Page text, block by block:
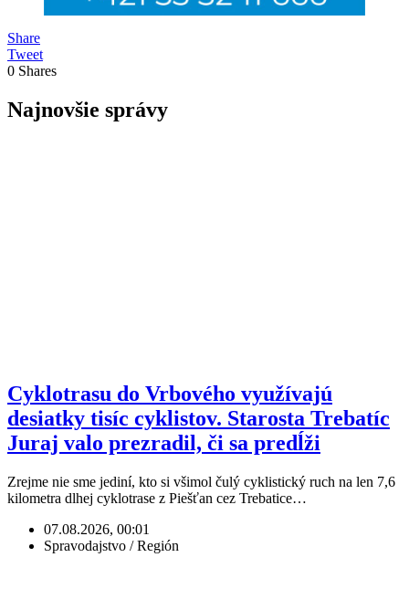
Share
Tweet
0 Shares
Najnovšie správy
Cyklotrasu do Vrbového využívajú
desiatky tisíc cyklistov. Starosta Trebatíc
Juraj valo prezradil, či sa predĺži
Zrejme nie sme jediní, kto si všimol čulý cyklistický ruch na len 7,6
kilometra dlhej cyklotrase z Piešťan cez Trebatice…
07.08.2026, 00:01
Spravodajstvo / Región